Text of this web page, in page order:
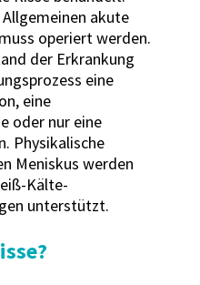
akute
operiert werden.
der Erkrankung
eine
eine
oder nur eine
Physikalische
Meniskus werden
Kälte-
unterstützt.